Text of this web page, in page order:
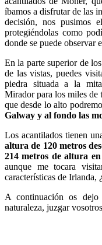
íbamos a disfrutar de las
decisión, nos pusimos
protegiéndolas como
donde se puede observar
En la parte superior de
de las vistas, puedes
piedra situada a la
Mirador para los miles de
que desde lo alto
Galway y al fondo las
Los acantilados tienen
altura de 120 metros
214 metros de altura
aunque me tocara
características de Irlanda,
A continuación os
naturaleza, juzgar